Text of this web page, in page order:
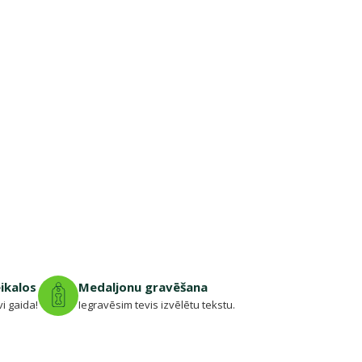
gaida!
Medaljonu gravēšana
Iegravēsim tevis izvēlētu tekstu.